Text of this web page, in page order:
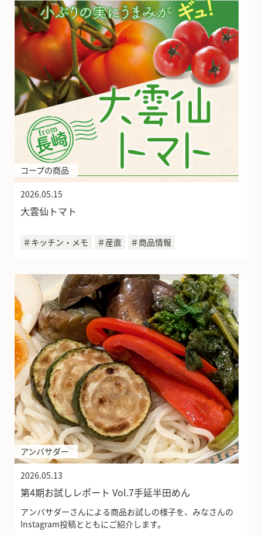
コープの商品
2026.05.15
大雲仙トマト
＃キッチン・メモ ＃産直 ＃商品情報
アンバサダー
2026.05.13
第4期お試しレポート Vol.7手延半田めん
アンバサダーさんによる商品お試しの様子を、みなさんの
Instagram投稿とともにご紹介します。